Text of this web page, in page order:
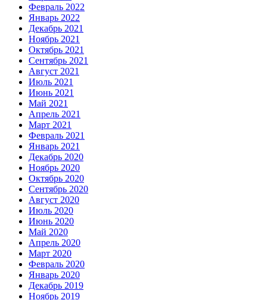
Февраль 2022
Январь 2022
Декабрь 2021
Ноябрь 2021
Октябрь 2021
Сентябрь 2021
Август 2021
Июль 2021
Июнь 2021
Май 2021
Апрель 2021
Март 2021
Февраль 2021
Январь 2021
Декабрь 2020
Ноябрь 2020
Октябрь 2020
Сентябрь 2020
Август 2020
Июль 2020
Июнь 2020
Май 2020
Апрель 2020
Март 2020
Февраль 2020
Январь 2020
Декабрь 2019
Ноябрь 2019